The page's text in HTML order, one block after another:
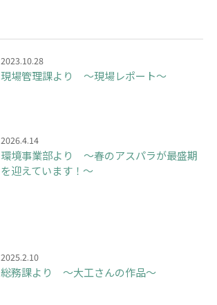
2023.10.28
現場管理課より ～現場レポート～
2026.4.14
環境事業部より ～春のアスパラが最盛期
を迎えています！～
2025.2.10
総務課より ～大工さんの作品～